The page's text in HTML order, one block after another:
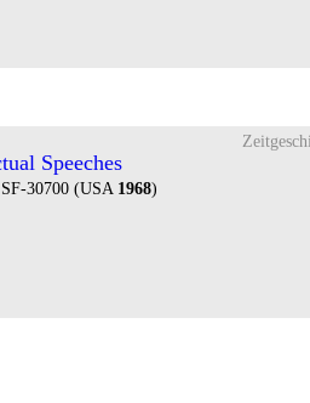
Speeches
30700 (USA 1968)